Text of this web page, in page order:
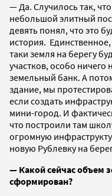
— Да. Случилось так,
небольшой элитный
девять понял, что это
история.
таки земля на берегу
участков, особо ничего
земельный банк. А
здание, мы
если создать
мини-город. И
что построили там
огромную
новую Рублевку на
— Какой сейчас объем
сформирован?